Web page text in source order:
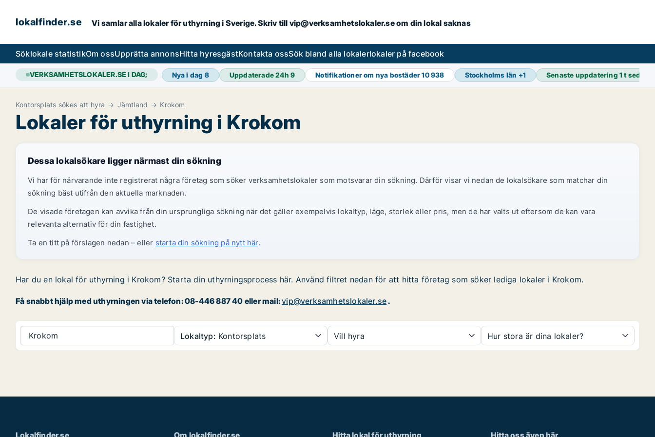
lokalfinder.se Vi samlar alla lokaler för uthyrning i Sverige. Skriv till vip@verksamhetslokaler.se om din lokal saknas
Söklokale statistikOm ossUpprätta annonsHitta hyresgästKontakta ossSök bland alla lokalerlokaler på facebook
VERKSAMHETSLOKALER.SE I DAG; Nya i dag 8 Uppdaterade 24h9 Notifikationer om nya bostäder10 938 Stockholms län +1 Senaste uppdatering1 t sedan
Kontorsplats sökes att hyra Jämtland Krokom
Lokaler för uthyrning i Krokom
Dessa lokalsökare ligger närmast din sökning
Vi har för närvarande inte registrerat några företag som söker verksamhetslokaler som motsvarar din sökning. Därför visar vi nedan de lokalsökare som matchar din
sökning bäst utifrån den aktuella marknaden.
De visade företagen kan avvika från din ursprungliga sökning när det gäller exempelvis lokaltyp, läge, storlek eller pris, men de har valts ut eftersom de kan vara
relevanta alternativ för din fastighet.
Ta en titt på förslagen nedan – eller starta din sökning på nytt här.
Har du en lokal för uthyrning i Krokom? Starta din uthyrningsprocess här. Använd filtret nedan för att hitta företag som söker lediga lokaler i Krokom.
Få snabbt hjälp med uthyrningen via telefon: 08-446 887 40 eller mail:vip@verksamhetslokaler.se.
Krokom Lokaltyp: Kontorsplats Vill hyra Hur stora är dina lokaler?
Lokalfinder.se Om lokalfinder.se Hitta lokal för uthyrning Hitta oss även här